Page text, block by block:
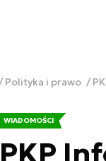
Polityka i prawo
WIADOMOŚCI
PKP